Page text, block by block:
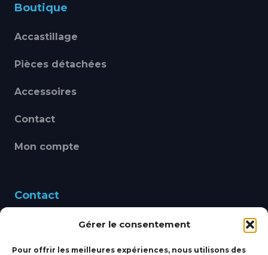
Gérer le consentement
Pour offrir les meilleures expériences, nous utilisons des
Boutique
Accastillage
Pièces détachées
Accessoires
Contact
Mon compte
Contact
460 Avenue Alain Le